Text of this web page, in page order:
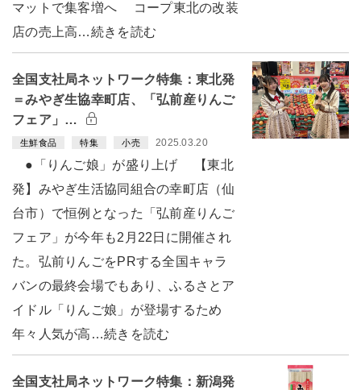
マットで集客増へ コープ東北の改装
店の売上高…続きを読む
全国支社局ネットワーク特集：東北発
＝みやぎ生協幸町店、「弘前産りんご
フェア」…
生鮮食品 特集 小売 2025.03.20
●「りんご娘」が盛り上げ 【東北
発】みやぎ生活協同組合の幸町店（仙
台市）で恒例となった「弘前産りんご
フェア」が今年も2月22日に開催され
た。弘前りんごをPRする全国キャラ
バンの最終会場でもあり、ふるさとア
イドル「りんご娘」が登場するため
年々人気が高…続きを読む
全国支社局ネットワーク特集：新潟発